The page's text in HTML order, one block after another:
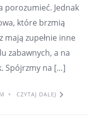
porozumieć. Jednak
które brzmią
mają zupełnie inne
zabawnych, a na
Spójrzmy na […]
CZYTAJ DALEJ